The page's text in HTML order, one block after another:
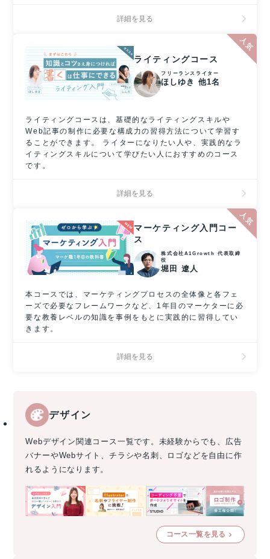
詳細を見る
ライティングコース
フリーランスライター
ほしゆき 他1名
ライティングコースは、基礎的なライティングスキルや
Web記事の制作に必要な構成力の習得方法について学習す
ることができます。 ライターになりたい人や、実践的なラ
イティングスキルについて学びたい人におすすめのコース
です。
詳細を見る
マーケティング入門コー
ス
株式会社A1Growth 代表取締
役
堀田 遼人
本コースでは、マーケティングプロセスの全体像と各フェ
ーズで必要なフレームワークなど、1年目のマーケターに必
要な教養レベルの知識を事例をもとに実践的に習得してい
きます。
詳細を見る
デザイン
Webデザイン関連コース一覧です。未経験からでも、広告
バナーやWebサイト、チラシや名刺、ロゴなどを自由に作
れるようになります。
コース一覧を見る